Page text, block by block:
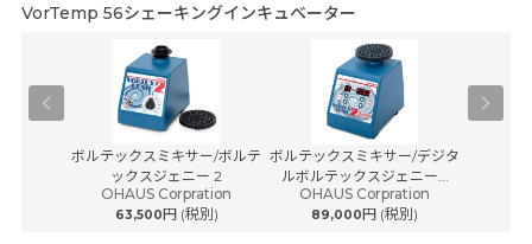
VorTemp 56シェーキングインキュベーター
ボルテックスミキサー/ボルテ
ックスジェニー 2
OHAUS Corpration
63,500円 (税別)
ボルテックスミキサー/デジタ
ルボルテックスジェニー...
OHAUS Corpration
89,000円 (税別)